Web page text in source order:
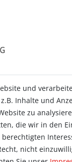
und
Inhalte und
zu
die wir in den
nicht